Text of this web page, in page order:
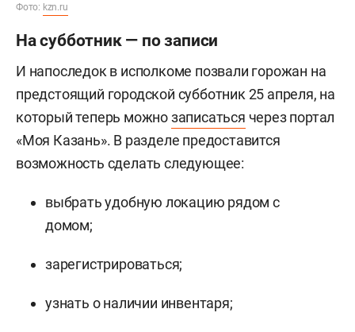
Фото: kzn.ru
На субботник — по записи
И напоследок в исполкоме позвали горожан на
предстоящий городской субботник 25 апреля, на
который теперь можнозаписаться через портал
«Моя Казань». В разделе предоставится
возможность сделать следующее:
выбрать удобную локацию рядом с
домом;
зарегистрироваться;
узнать о наличии инвентаря;